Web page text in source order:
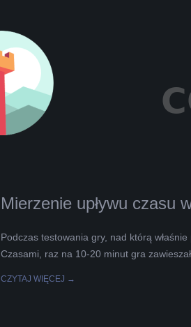
Mierzenie upływu czasu
Podczas testowania gry, nad którą
Czasami, raz na 10-20 minut gra
CZYTAJ WIĘCEJ →